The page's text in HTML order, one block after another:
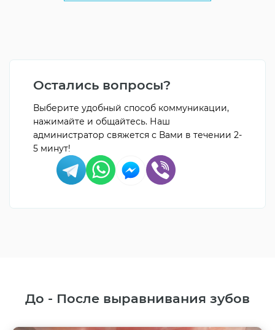
Остались вопросы?
Выберите удобный способ коммуникации,
нажимайте и общайтесь. Наш
администратор свяжется с Вами в течении 2-
5 минут!
До - После выравнивания зубов